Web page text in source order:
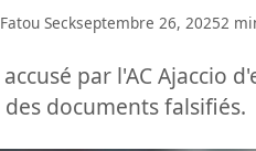
Seckseptembre 26, 20252
par l'AC Ajaccio
des documents falsifiés.